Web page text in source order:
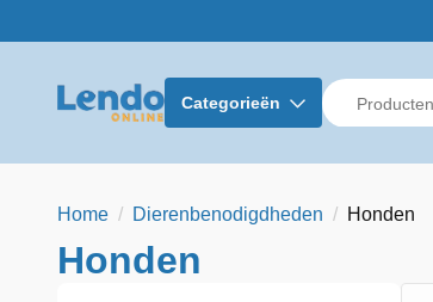
Categorieën
Home Dierenbenodigdheden Honden
Honden